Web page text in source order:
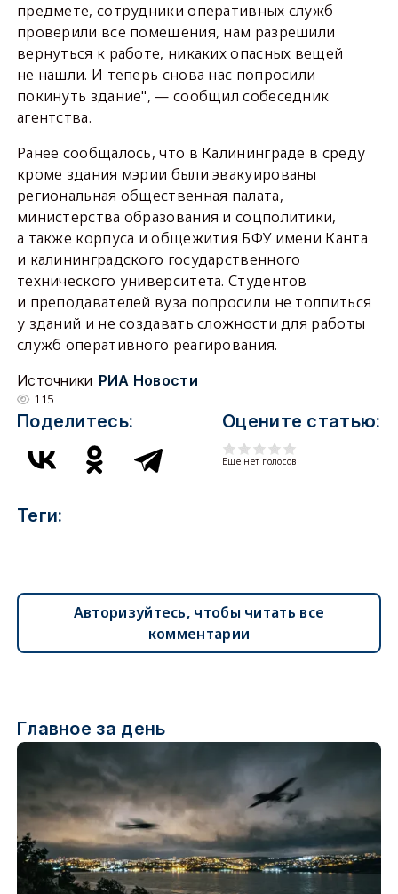
предмете, сотрудники оперативных служб
проверили все помещения, нам разрешили
вернуться к работе, никаких опасных вещей
не нашли. И теперь снова нас попросили
покинуть здание", — сообщил собеседник
агентства.
Ранее сообщалось, что в Калининграде в среду
кроме здания мэрии были эвакуированы
региональная общественная палата,
министерства образования и соцполитики,
а также корпуса и общежития БФУ имени Канта
и калининградского государственного
технического университета. Студентов
и преподавателей вуза попросили не толпиться
у зданий и не создавать сложности для работы
служб оперативного реагирования.
Источники РИА Новости
115
Поделитесь: Оцените статью:
Еще нет голосов
Теги:
Авторизуйтесь, чтобы читать все
комментарии
Главное за день